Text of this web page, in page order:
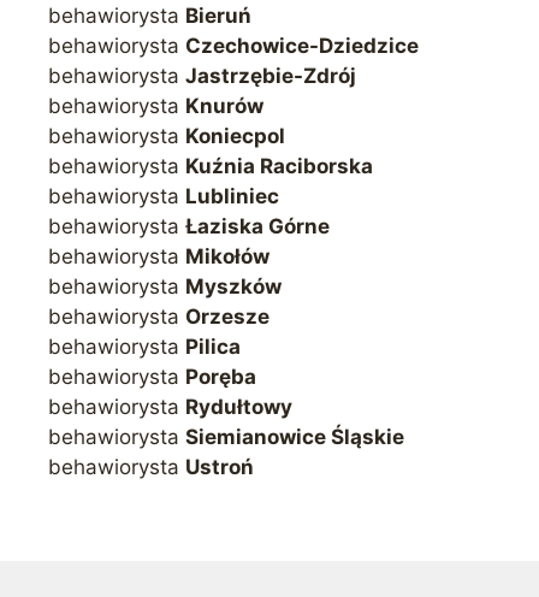
behawiorysta Bieruń
behawiorysta Czechowice-Dziedzice
behawiorysta Jastrzębie-Zdrój
behawiorysta Knurów
behawiorysta Koniecpol
behawiorysta Kuźnia Raciborska
behawiorysta Lubliniec
behawiorysta Łaziska Górne
behawiorysta Mikołów
behawiorysta Myszków
behawiorysta Orzesze
behawiorysta Pilica
behawiorysta Poręba
behawiorysta Rydułtowy
behawiorysta Siemianowice Śląskie
behawiorysta Ustroń